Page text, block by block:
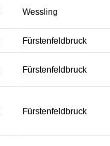
Wessling
Fürstenfeldbruck
Fürstenfeldbruck
Fürstenfeldbruck